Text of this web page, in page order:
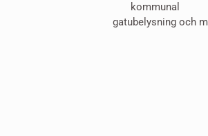
kommunal
gatubelysning och